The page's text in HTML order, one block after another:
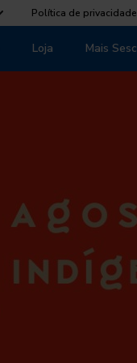
Política de privacidade
Loja Mais Sesc